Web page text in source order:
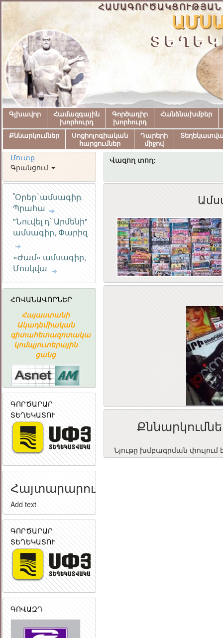
Գլխավոր
Համազգային
խորհուրդ
Գործադիր
խորհուրդ
Հանձնախմբեր
Քննարկումներ
Սոցիոլոգիական
հարցումներ
Դարերի
միջով
Մուտք
Գրանցում
Վազող տող:
"Օրեր" ամսագիր,
Պրահա
"Նուվել դ՝ Արմենի"
ամսագիր, Փարիզ
«Ժամ» ամսագիր,
Մոսկվա
ՀՈՎԱՆԱՎՈՐՆԵՐ
Հայաստանի
Ակադեմիական
գիտահետազոտական
կոմպյուտերային
ցանց
ԳՈՐԾԱՐԱՐ
ՏԵՂԵԿԱՏՈՒ
Հայտարարություն
Add text
ԳՈՐԾԱՐԱՐ
ՏԵՂԵԿԱՏՈՒ
ԳՈՎԱԶԴ
Նյութը խմբագրման փուլում է
ՀԱՆՐԱՅԻՆ
ԽՈՐՀՈՒՐԴ